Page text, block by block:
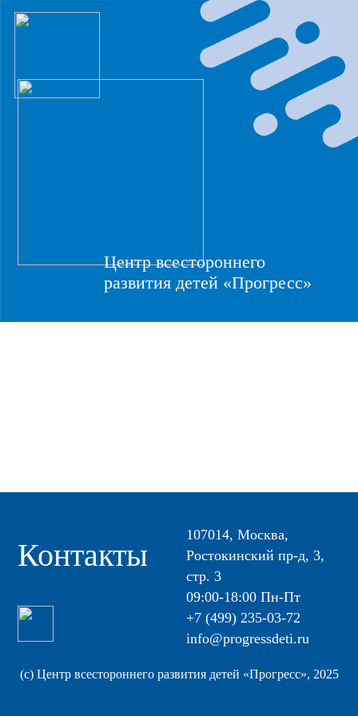
Центр всестороннего
развития детей «Прогресс»
Контакты
107014, Москва,
Ростокинский пр-д, 3,
стр. 3
09:00-18:00 Пн-Пт
+7 (499) 235-03-72
info@progressdeti.ru
(с) Центр всестороннего развития детей «Прогресс», 2025